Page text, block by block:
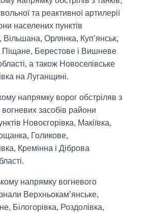
та реактивної артилерії
населених пунктів
Вільшана, Орлянка, Куп’янськ,
Піщане, Берестове і Вишневе
а також Новоселівське
на Луганщині.
напрямку ворог обстріляв з
вогневих засобів райони
Новоєгорівка, Макіївка,
Голикове,
Кремінна і Діброва
напрямку вогневого
Верхньокам’янське,
Білогорівка, Роздолівка,